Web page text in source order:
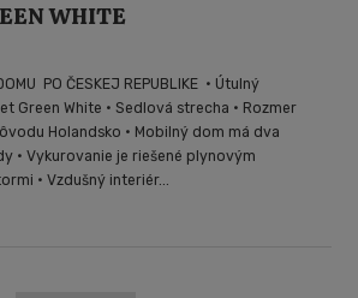
WHITE
PO ČESKEJ REPUBLIKE • Útulný
Green White • Sedlová strecha • Rozmer
Holandsko • Mobilný dom má dva
• Vykurovanie je riešené plynovým
• Vzdušný interiér...